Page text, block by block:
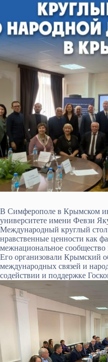
В Симферополе в Крымском
университете имени Февзи
Международный круглый стол
нравственные ценности как
межнациональное
Его организовали Крымский
международных связей и
содействии и поддержке